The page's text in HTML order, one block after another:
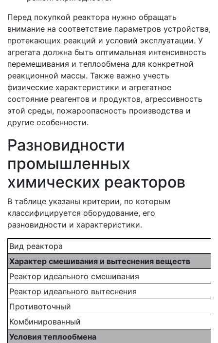
Перед покупкой реактора нужно обращать
внимание на соответствие параметров устройства,
протекающих реакций и условий эксплуатации. У
агрегата должна быть оптимальная интенсивность
перемешивания и теплообмена для конкретной
реакционной массы. Также важно учесть
физические характеристики и агрегатное
состояние реагентов и продуктов, агрессивность
этой среды, пожароопасность производства и
другие особенности.
Разновидности
промышленных
химических реакторов
В таблице указаны критерии, по которым
классифицируется оборудование, его
разновидности и характеристики.
Вид реактора
Характер смешивания и вытеснения веществ
Реактор идеального смешивания
Реактор идеального вытеснения
Противоточный
Комбинированный
Условия теплообмена